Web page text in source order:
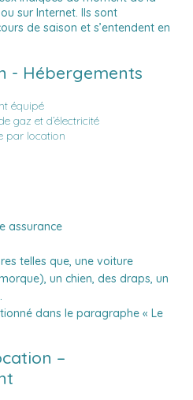
sur Internet. Ils sont
de saison et s’entendent en
- Hébergements
équipé
gaz et d’électricité
par location
assurance
telles que, une voiture
un chien, des draps, un
dans le paragraphe « Le
–